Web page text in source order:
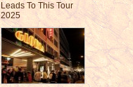
Leads To This Tour
2025